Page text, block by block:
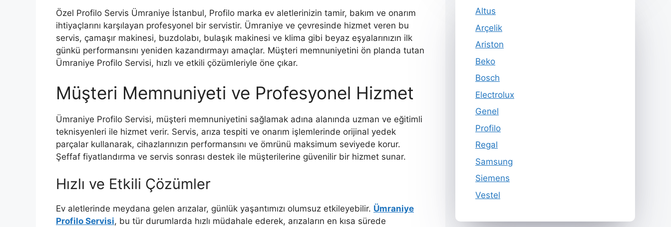
Özel Profilo Servis Ümraniye İstanbul, Profilo marka ev aletlerinizin tamir, bakım ve onarım
ihtiyaçlarını karşılayan profesyonel bir servistir. Ümraniye ve çevresinde hizmet veren bu
servis, çamaşır makinesi, buzdolabı, bulaşık makinesi ve klima gibi beyaz eşyalarınızın ilk
günkü performansını yeniden kazandırmayı amaçlar. Müşteri memnuniyetini ön planda tutan
Ümraniye Profilo Servisi, hızlı ve etkili çözümleriyle öne çıkar.
Müşteri Memnuniyeti ve Profesyonel Hizmet
Ümraniye Profilo Servisi, müşteri memnuniyetini sağlamak adına alanında uzman ve eğitimli
teknisyenleri ile hizmet verir. Servis, arıza tespiti ve onarım işlemlerinde orijinal yedek
parçalar kullanarak, cihazlarınızın performansını ve ömrünü maksimum seviyede korur.
Şeffaf fiyatlandırma ve servis sonrası destek ile müşterilerine güvenilir bir hizmet sunar.
Hızlı ve Etkili Çözümler
Ev aletlerinde meydana gelen arızalar, günlük yaşantımızı olumsuz etkileyebilir. Ümraniye
Profilo Servisi, bu tür durumlarda hızlı müdahale ederek, arızaların en kısa sürede
Altus
Arçelik
Ariston
Beko
Bosch
Electrolux
Genel
Profilo
Regal
Samsung
Siemens
Vestel